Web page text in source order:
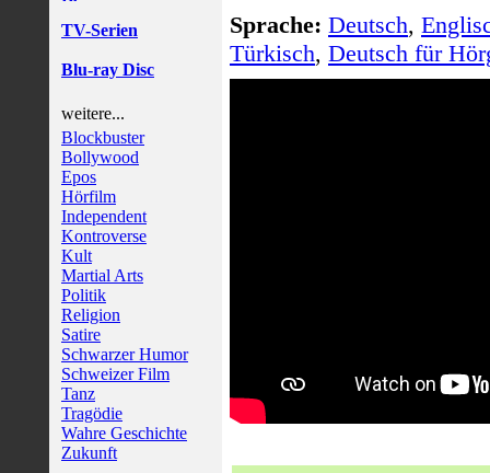
TV-Serien
Blu-ray Disc
weitere...
Blockbuster
Bollywood
Epos
Hörfilm
Independent
Kontroverse
Kult
Martial Arts
Politik
Religion
Satire
Schwarzer Humor
Schweizer Film
Tanz
Tragödie
Wahre Geschichte
Zukunft
Sprache: Deutsch,
Türkisch, Deutsch für